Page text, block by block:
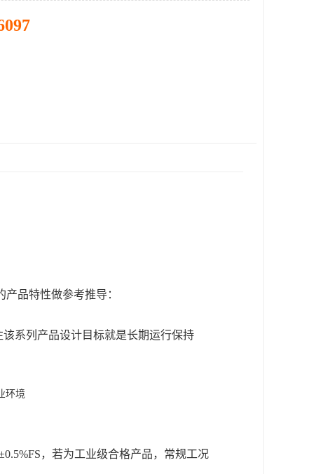
品特性做参考推导：
该系列产品设计目标就是长期运行保持
环境
，若为工业级合格产品，常规工况